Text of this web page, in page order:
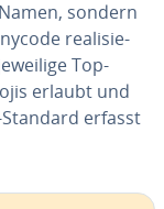
sondern
rea­li­sie­
Top-
erlaubt und
erfasst